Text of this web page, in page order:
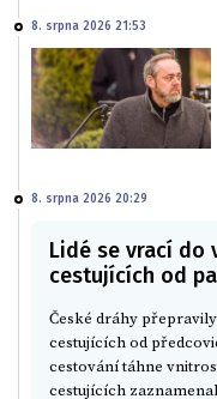
8. srpna 2026 21:53
8. srpna 2026 20:29
Lidé se vrací do
cestujících od
České dráhy
cestujících od
cestování táhne
cestujících